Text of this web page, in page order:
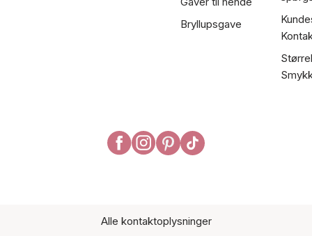
Bryllupsgave
Alle kontaktoplysninger